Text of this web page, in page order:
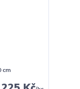
cm